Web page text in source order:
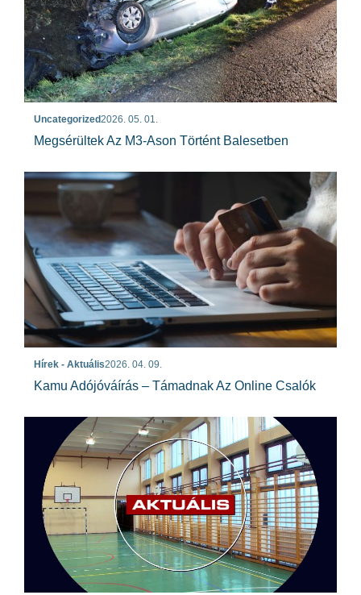
Uncategorized2026. 05. 01.
Megsérültek Az M3-Ason Történt Balesetben
Hírek - Aktuális2026. 04. 09.
Kamu Adójóváírás – Támadnak Az Online Csalók